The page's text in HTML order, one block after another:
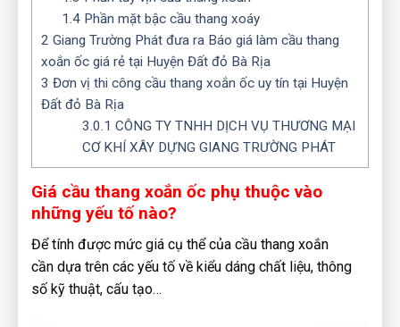
1.4Phần mặt bậc cầu thang xoáy
2 Giang Trường Phát đưa ra Báo giá làm cầu thang
xoắn ốc giá rẻ tại Huyện Đất đỏ Bà Rịa
3 Đơn vị thi công cầu thang xoắn ốc uy tín tại Huyện
Đất đỏ Bà Rịa
3.0.1 CÔNG TY TNHH DỊCH VỤ THƯƠNG MẠI
CƠ KHÍ XÂY DỰNG GIANG TRƯỜNG PHÁT
Giá cầu thang xoắn ốc phụ thuộc vào
những yếu tố nào?
Để tính được mức giá cụ thể của cầu thang xoắn
cần dựa trên các yếu tố về kiểu dáng chất liệu, thông
số kỹ thuật, cấu tạo…